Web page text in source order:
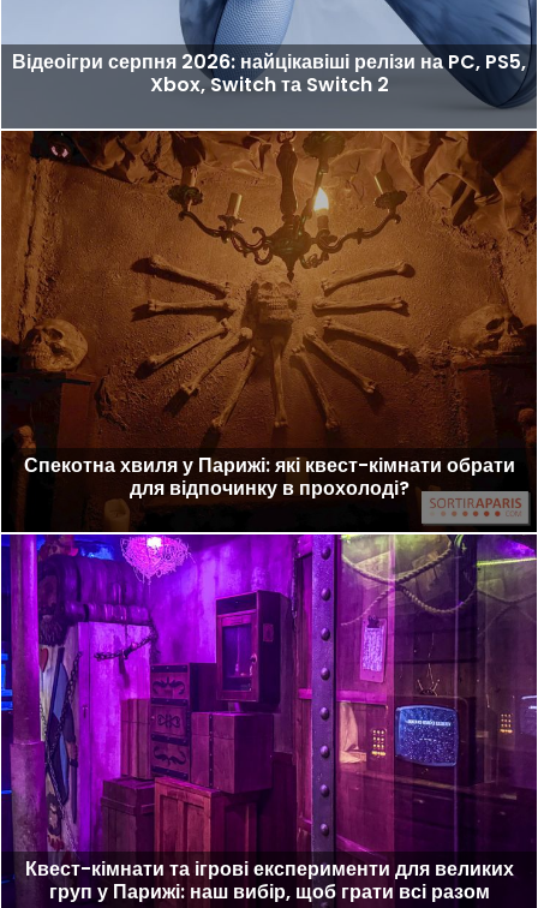
Відеоігри серпня 2026: найцікавіші релізи на PC, PS5,
Xbox, Switch та Switch 2
Спекотна хвиля у Парижі: які квест-кімнати обрати
для відпочинку в прохолоді?
Квест-кімнати та ігрові експерименти для великих
груп у Парижі: наш вибір, щоб грати всі разом